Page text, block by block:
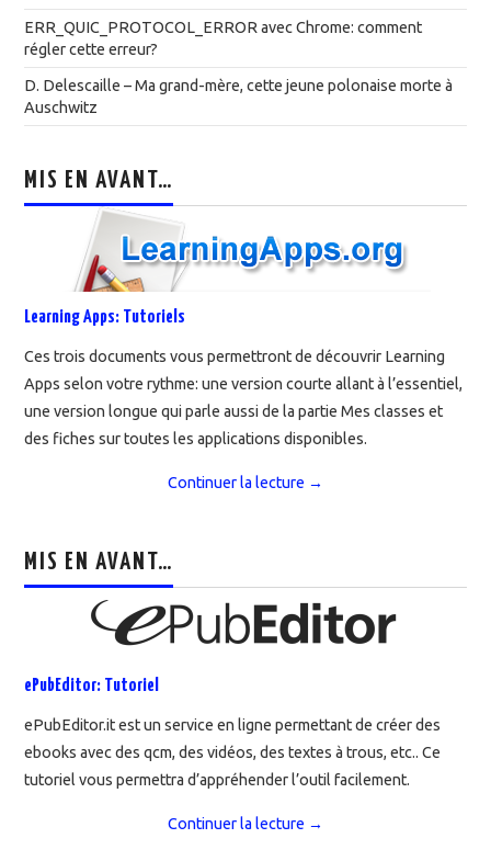
ERR_QUIC_PROTOCOL_ERROR avec Chrome: comment
régler cette erreur?
D. Delescaille – Ma grand-mère, cette jeune polonaise morte à
Auschwitz
MIS EN AVANT…
Learning Apps: Tutoriels
Ces trois documents vous permettront de découvrir Learning
Apps selon votre rythme: une version courte allant à l’essentiel,
une version longue qui parle aussi de la partie Mes classes et
des fiches sur toutes les applications disponibles.
Continuer la lecture →
MIS EN AVANT…
ePubEditor: Tutoriel
ePubEditor.it est un service en ligne permettant de créer des
ebooks avec des qcm, des vidéos, des textes à trous, etc.. Ce
tutoriel vous permettra d’appréhender l’outil facilement.
Continuer la lecture →